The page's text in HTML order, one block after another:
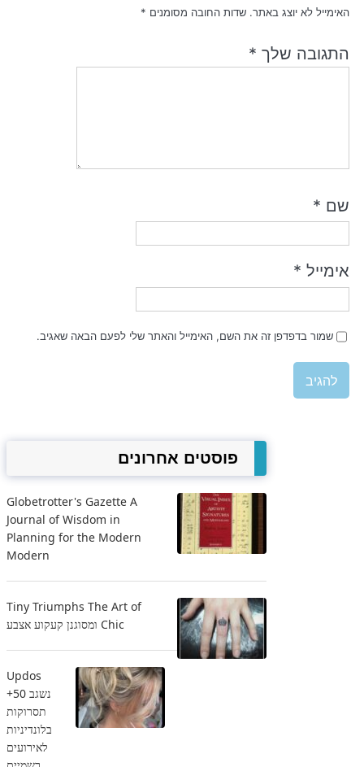
האימייל לא יוצג באתר. שדות החובה מסומנים *
התגובה שלך *
שם *
אימייל *
שמור בדפדפן זה את השם, האימייל והאתר שלי לפעם הבאה שאגיב.
פוסטים אחרונים
Globetrotter's Gazette A
Journal of Wisdom in
Planning for the Modern
Modern
Tiny Triumphs The Art of
Chic ומסוגנן קעקוע אצבע
Updos
נשגב 50+
תסרוקות
בלונדיניות
לאירועים